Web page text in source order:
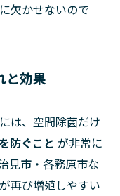
欠かせないので
と効果
は、空間除菌だけ
防ぐこと が非常に
見市・各務原市な
再び増殖しやすい